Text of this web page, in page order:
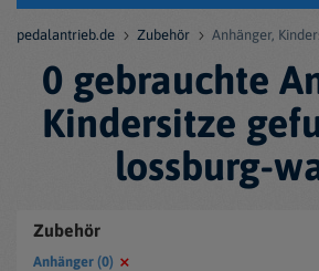
pedalantrieb.de Zubehör Anhänger,
0 gebrauchte
Kindersitze
lossburg-
Zubehör
Anhänger (0)